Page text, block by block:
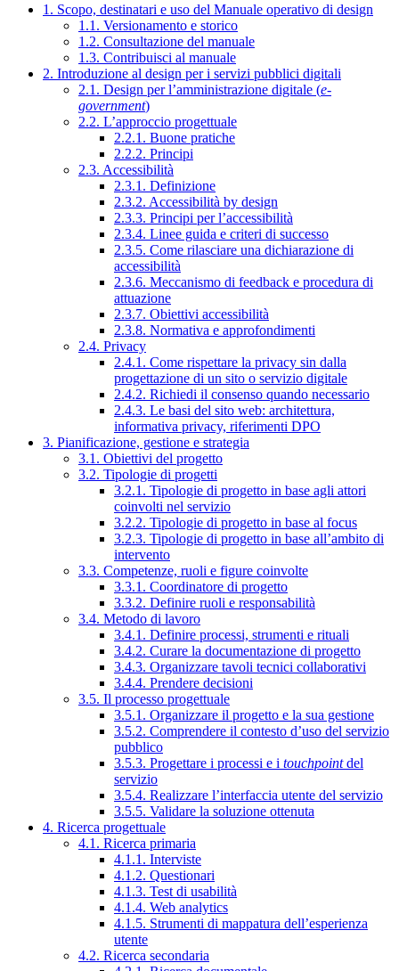
1. Scopo, destinatari e uso del Manuale operativo di design
1.1. Versionamento e storico
1.2. Consultazione del manuale
1.3. Contribuisci al manuale
2. Introduzione al design per i servizi pubblici digitali
2.1. Design per l’amministrazione digitale (e-
government)
2.2. L’approccio progettuale
2.2.1. Buone pratiche
2.2.2. Principi
2.3. Accessibilità
2.3.1. Definizione
2.3.2. Accessibilità by design
2.3.3. Principi per l’accessibilità
2.3.4. Linee guida e criteri di successo
2.3.5. Come rilasciare una dichiarazione di
accessibilità
2.3.6. Meccanismo di feedback e procedura di
attuazione
2.3.7. Obiettivi accessibilità
2.3.8. Normativa e approfondimenti
2.4. Privacy
2.4.1. Come rispettare la privacy sin dalla
progettazione di un sito o servizio digitale
2.4.2. Richiedi il consenso quando necessario
2.4.3. Le basi del sito web: architettura,
informativa privacy, riferimenti DPO
3. Pianificazione, gestione e strategia
3.1. Obiettivi del progetto
3.2. Tipologie di progetti
3.2.1. Tipologie di progetto in base agli attori
coinvolti nel servizio
3.2.2. Tipologie di progetto in base al focus
3.2.3. Tipologie di progetto in base all’ambito di
intervento
3.3. Competenze, ruoli e figure coinvolte
3.3.1. Coordinatore di progetto
3.3.2. Definire ruoli e responsabilità
3.4. Metodo di lavoro
3.4.1. Definire processi, strumenti e rituali
3.4.2. Curare la documentazione di progetto
3.4.3. Organizzare tavoli tecnici collaborativi
3.4.4. Prendere decisioni
3.5. Il processo progettuale
3.5.1. Organizzare il progetto e la sua gestione
3.5.2. Comprendere il contesto d’uso del servizio
pubblico
3.5.3. Progettare i processi e i touchpointdel
servizio
3.5.4. Realizzare l’interfaccia utente del servizio
3.5.5. Validare la soluzione ottenuta
4. Ricerca progettuale
4.1. Ricerca primaria
4.1.1. Interviste
4.1.2. Questionari
4.1.3. Test di usabilità
4.1.4. Web analytics
4.1.5. Strumenti di mappatura dell’esperienza
utente
4.2. Ricerca secondaria